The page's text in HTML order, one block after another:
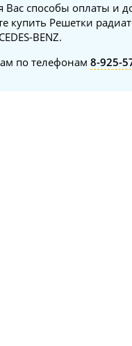
способы оплаты и
купить Решетки
BENZ.
по телефонам 8-925-